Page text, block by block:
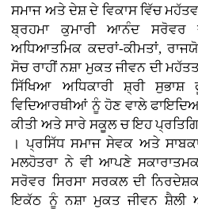
ਸਮਾਜ ਅਤੇ ਦੇਸ਼ ਦੇ ਵਿਕਾਸ ਵਿੱਚ
ਬ੍ਰਹਮਾ ਕੁਮਾਰੀ ਆਨੰਦ ਸਰੋਵਰ
ਅਧਿਆਤਮਿਕ ਕਦਰਾਂ-ਕੀਮਤਾਂ,
ਸੋਚ ਰਾਹੀਂ ਨਸ਼ਾ ਮੁਕਤ ਜੀਵਨ ਦੀ
ਸਿੱਖਿਆ ਅਧਿਕਾਰੀ ਸ਼੍ਰੀ
ਵਿਦਿਆਰਥੀਆਂ ਨੂੰ ਹੋਣ ਵਾਲੇ
ਕੀਤੀ ਅਤੇ ਸਾਰੇ ਸਕੂਲ ਚ ਇਹ
। ਪ੍ਰਸਿੱਧ ਸਮਾਜ ਸੇਵਕ ਅਤੇ
ਮਲਹੋਤਰਾ ਨੇ ਵੀ ਆਪਣੇ
ਸਰੋਵਰ ਸਿਰਸਾ ਸਰਕਲ ਦੀ
ਇਕੱਠ ਨੂੰ ਨਸ਼ਾ ਮੁਕਤ ਜੀਵਨ ਸ਼ੈਲੀ